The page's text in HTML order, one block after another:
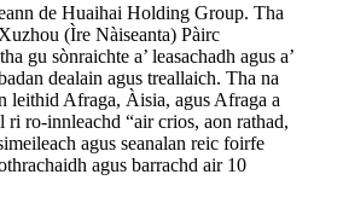
de Huaihai Holding Group. Tha
(Ìre Nàiseanta) Pàirc
gu sònraichte a’ leasachadh agus a’
dealain agus treallaich. Tha na
leithid Afraga, Àisia, agus Afraga a
ri ro-innleachd “air crios, aon rathad,
agus seanalan reic foirfe
agus barrachd air 10